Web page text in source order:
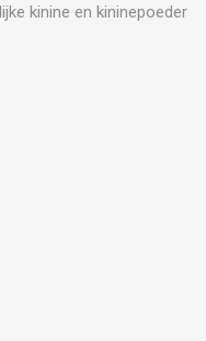
kinine en kininepoeder